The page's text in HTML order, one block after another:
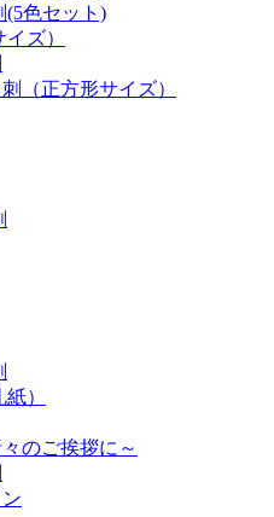
(5色セット)
ズ）
（正方形サイズ）
）
のご挨拶に～